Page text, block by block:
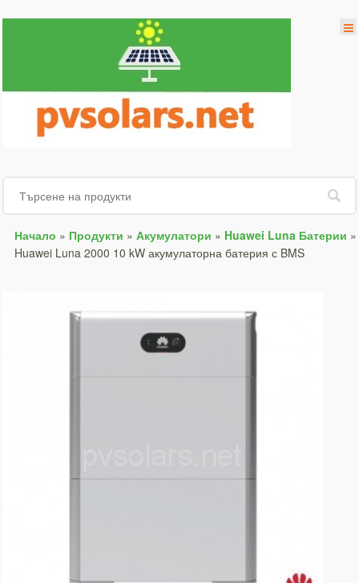
Начало » Продукти » Акумулатори » Huawei Luna Батерии »
Huawei Luna 2000 10 kW акумулаторна батерия с BMS